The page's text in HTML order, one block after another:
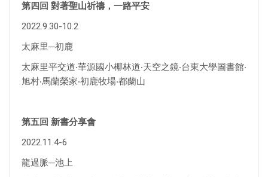
第四回 對著聖山祈禱，一路平安
2022.9.30-10.2
太麻里─初鹿
太麻里平交道‧華源國小椰林道‧天空之鏡‧台東大學圖書館‧
旭村‧馬蘭榮家‧初鹿牧場‧都蘭山
第五回 新書分享會
2022.11.4-6
龍過脈─池上